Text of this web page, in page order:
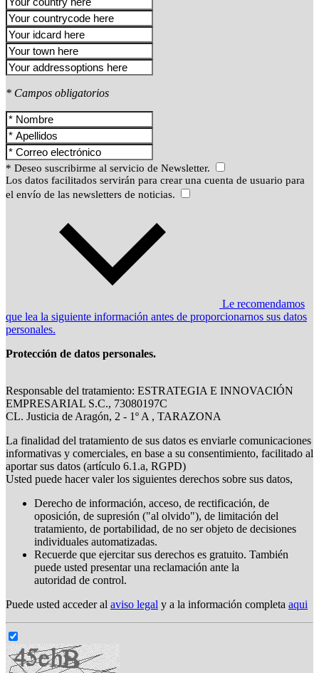
* Campos obligatorios
* Deseo suscribirme al servicio de Newsletter.
Los datos facilitados servirán para crear una cuenta de usuario para
el envío de las newsletters de noticias.
Le recomendamos
que lea la siguiente información antes de proporcionarnos sus datos
personales.
Protección de datos personales.
Responsable del tratamiento: ESTRATEGIA E INNOVACIÓN
EMPRESARIAL S.C., 73080197C
CL. Justicia de Aragón, 2 - 1º A , TARAZONA
La finalidad del tratamiento de sus datos es enviarle comunicaciones
informativas y comerciales, en base a su consentimiento, facilitado al
aportar sus datos (artículo 6.1.a, RGPD)
Usted puede hacer valer los siguientes derechos sobre sus datos,
Derecho de información, acceso, de rectificación, de
oposición, de supresión ("al olvido"), de limitación del
tratamiento, de portabilidad, de no ser objeto de decisiones
individuales automatizadas.
Recuerde que ejercitar sus derechos es gratuito. También
puede usted presentar una reclamación ante la
autoridad de control.
Puede usted acceder al aviso legal y a la información completa aqui